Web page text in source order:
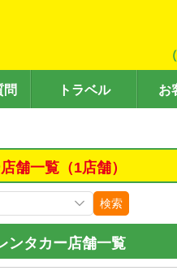
問 トラベル お
舗一覧（1店舗）
検索
ンタカー店舗一覧